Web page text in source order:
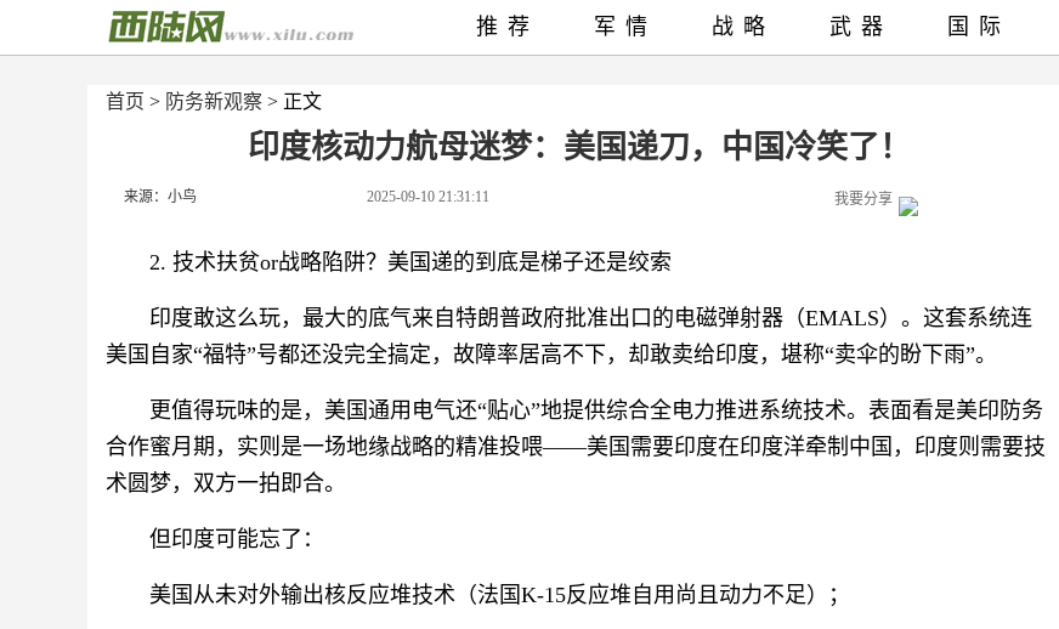
首页 > 防务新观察 > 正文
印度核动力航母迷梦：美国递刀，中国冷笑了！
来源：小鸟 2025-09-10 21:31:11 我要分享
2. 技术扶贫or战略陷阱？美国递的到底是梯子还是绞索
印度敢这么玩，最大的底气来自特朗普政府批准出口的电磁弹射器（EMALS）。这套系统连
美国自家“福特”号都还没完全搞定，故障率居高不下，却敢卖给印度，堪称“卖伞的盼下雨”。
更值得玩味的是，美国通用电气还“贴心”地提供综合全电力推进系统技术。表面看是美印防务
合作蜜月期，实则是一场地缘战略的精准投喂——美国需要印度在印度洋牵制中国，印度则需要技
术圆梦，双方一拍即合。
但印度可能忘了：
美国从未对外输出核反应堆技术（法国K-15反应堆自用尚且动力不足）；
推荐 军情 战略 武器 国际